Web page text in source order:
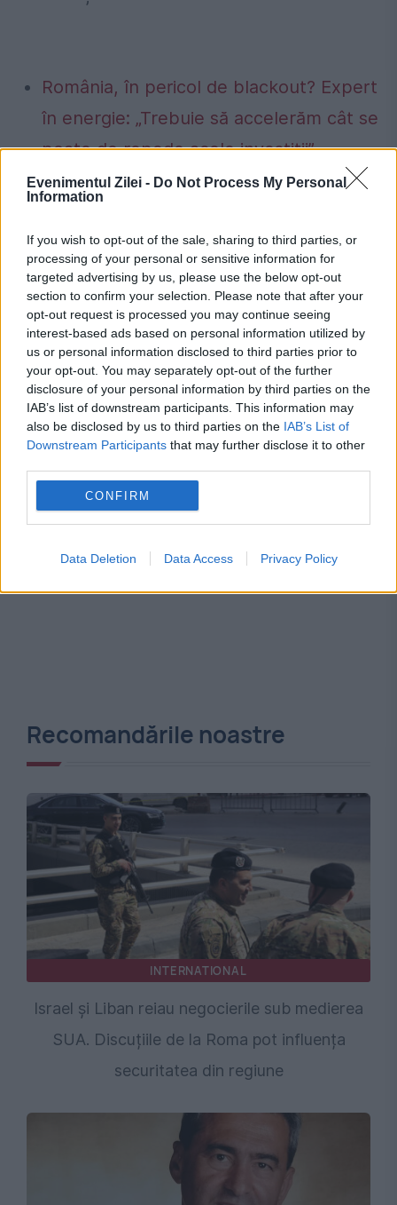
Evenimentul Zilei - Do Not Process My Personal
Information
If you wish to opt-out of the sale, sharing to third parties, or
processing of your personal or sensitive information for
targeted advertising by us, please use the below opt-out
section to confirm your selection. Please note that after your
opt-out request is processed you may continue seeing
interest-based ads based on personal information utilized by
us or personal information disclosed to third parties prior to
your opt-out. You may separately opt-out of the further
disclosure of your personal information by third parties on the
IAB’s list of downstream participants. This information may
also be disclosed by us to third parties on the IAB’s List of
Downstream Participants that may further disclose it to other
CONFIRM
Data Deletion Data Access Privacy Policy
România, în pericol de blackout? Expert
în energie: „Trebuie să accelerăm cât se
poate de repede acele investiții”
Cum verifici dacă ai datorii la Primărie?
restanțe la taxe și impozite
carte israel Romexpo
Zeruya Shalev
Recomandările noastre
INTERNATIONAL
Israel și Liban reiau negocierile sub medierea
SUA. Discuțiile de la Roma pot influența
securitatea din regiune